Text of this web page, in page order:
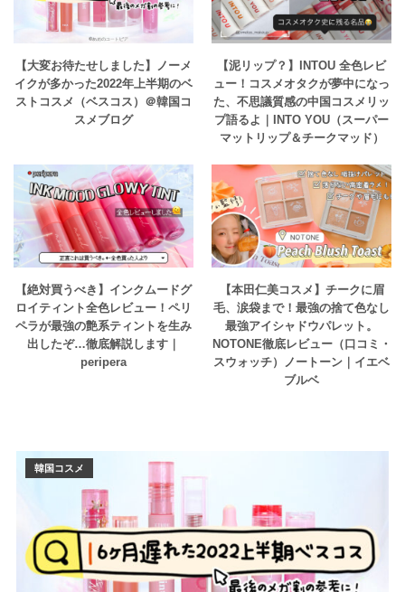
【大変お待たせしました】ノーメ
イクが多かった2022年上半期のベ
ストコスメ（ベスコス）＠韓国コ
スメブログ
【泥リップ？】INTOU 全色レビ
ュー！コスメオタクが夢中になっ
た、不思議質感の中国コスメリッ
プ語るよ｜INTO YOU（スーパー
マットリップ＆チークマッド）
【絶対買うべき】インクムードグ
ロイティント全色レビュー！ペリ
ペラが最強の艶系ティントを生み
出したぞ…徹底解説します｜
peripera
【本田仁美コスメ】チークに眉
毛、涙袋まで！最強の捨て色なし
最強アイシャドウパレット。
NOTONE徹底レビュー（口コミ・
スウォッチ）ノートーン｜イエベ
ブルベ
韓国コスメ